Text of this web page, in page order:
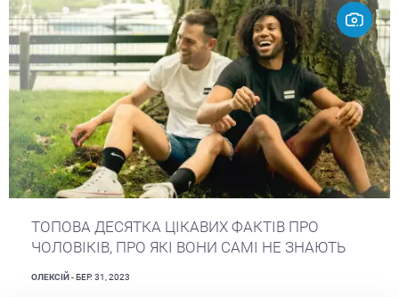
ТОПОВА ДЕСЯТКА ЦІКАВИХ ФАКТІВ ПРО
ЧОЛОВІКІВ, ПРО ЯКІ ВОНИ САМІ НЕ ЗНАЮТЬ
ОЛЕКСІЙ - БЕР. 31, 2023